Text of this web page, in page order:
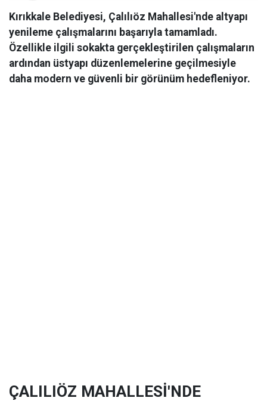
Kırıkkale Belediyesi, Çalılıöz Mahallesi'nde altyapı
yenileme çalışmalarını başarıyla tamamladı.
Özellikle ilgili sokakta gerçekleştirilen çalışmaların
ardından üstyapı düzenlemelerine geçilmesiyle
daha modern ve güvenli bir görünüm hedefleniyor.
ÇALILIÖZ MAHALLESİ'NDE